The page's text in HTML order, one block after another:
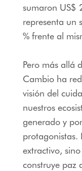
sumaron US$
representa un
% frente al
Pero más allá
Cambio ha
visión del
nuestros
generado y
protagonistas.
extractivo,
construye paz